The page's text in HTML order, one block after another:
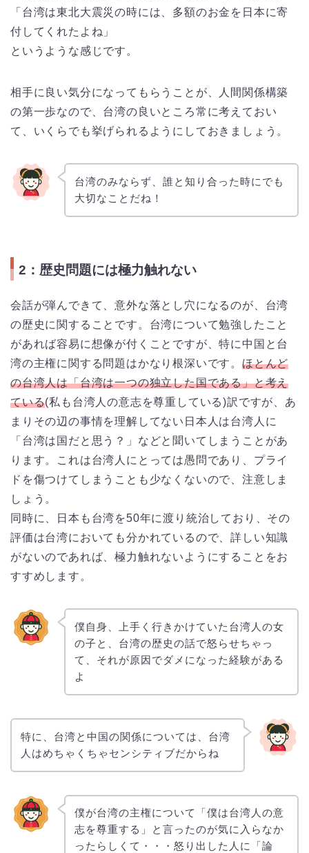
「台湾は東北大震災の時には、多額のお金を日本に寄
付してくれたよね」
というような感じです。
相手に良い気分になってもらうことが、人間関係構築
の第一歩なので、台湾の良いところ常に考えておい
て、いくらでも挙げられるようにしておきましょう。
台湾のみならず、誰と知り合った時にでも
大切なことだね！
2：歴史問題には極力触れない
会話が弾んできて、意外な落とし穴になるのが、台湾
の歴史に関することです。台湾について勉強したこと
があれば容易に想像が付くことですが、特に中国と台
湾の主権に関する問題はかなり根深いです。 ほとんど
の台湾人は「台湾は一つの独立した国である」と考え
ている(私も台湾人の意志を尊重している)訳ですが、あ
まりその辺の事情を理解してない日本人は台湾人に
「台湾は国だと思う？」などと聞いてしまうことがあ
ります。これは台湾人にとっては愚問であり、プライ
ドを傷つけてしまうことも少なくないので、注意しま
しょう。
同時に、日本も台湾を50年に渡り統治しており、その
評価は台湾においても分かれているので、詳しい知識
がないのであれば、極力触れないようにすることをお
すすめします。
僕自身、上手く行きかけていた台湾人の女
の子と、台湾の歴史の話で怒らせちゃっ
て、それが原因でダメになった経験がある
よ
特に、台湾と中国の関係については、台湾
人はめちゃくちゃセンシティブだからね
僕が台湾の主権について「僕は台湾人の意
志を尊重する」と言ったのが気に入らなか
ったらしくて・・・怒り出した人に「論